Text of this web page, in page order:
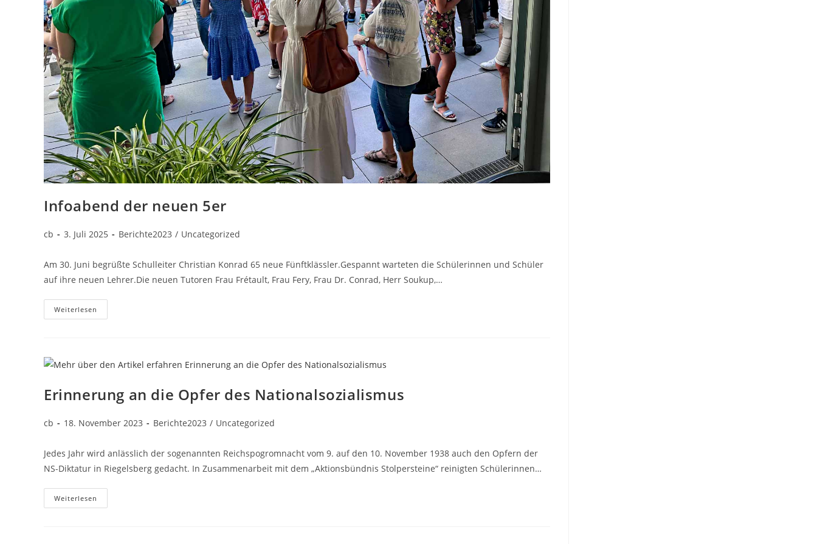
Infoabend der neuen 5er
cb 3. Juli 2025 Berichte2023 / Uncategorized
Am 30. Juni begrüßte Schulleiter Christian Konrad 65 neue Fünftklässler.Gespannt warteten die Schülerinnen und Schüler
auf ihre neuen Lehrer.Die neuen Tutoren Frau Frétault, Frau Fery, Frau Dr. Conrad, Herr Soukup,…
Weiterlesen
Erinnerung an die Opfer des Nationalsozialismus
cb 18. November 2023 Berichte2023 / Uncategorized
Jedes Jahr wird anlässlich der sogenannten Reichspogromnacht vom 9. auf den 10. November 1938 auch den Opfern der
NS-Diktatur in Riegelsberg gedacht. In Zusammenarbeit mit dem „Aktionsbündnis Stolpersteine“ reinigten Schülerinnen…
Weiterlesen